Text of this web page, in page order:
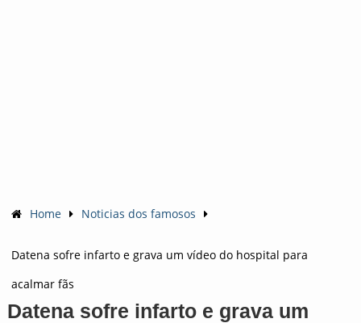
Home Noticias dos famosos
Datena sofre infarto e grava um vídeo do hospital para
acalmar fãs
Datena sofre infarto e grava um